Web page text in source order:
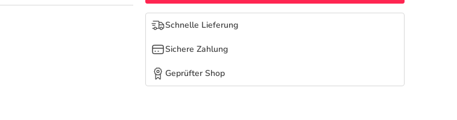
Schnelle Lieferung
Sichere Zahlung
Geprüfter Shop